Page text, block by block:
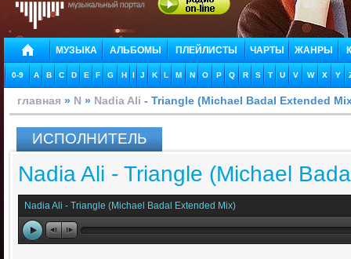
МУЗЫКА АЛЬБОМЫ ПЛЕЙЛИСТЫ ЧАРТЫ ЖАНРЫ
0-9 A B C D E F G H I J K L M N O P Q R S T U V W X Y
главная » N » Nadia Ali - Triangle (Michael Badal Extended
ИСПОЛНИТЕЛЬ
Nadia Ali - Triangle (Michael
Nadia Ali - Triangle (Michael Badal Extended Mix)